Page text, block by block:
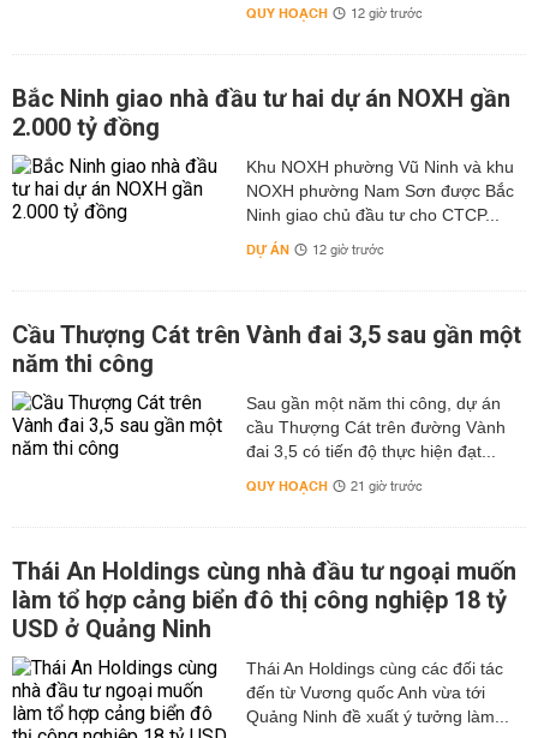
QUY HOẠCH 12 giờ trước
Bắc Ninh giao nhà đầu tư hai dự án NOXH gần
2.000 tỷ đồng
Khu NOXH phường Vũ Ninh và khu
NOXH phường Nam Sơn được Bắc
Ninh giao chủ đầu tư cho CTCP...
DỰ ÁN 12 giờ trước
Cầu Thượng Cát trên Vành đai 3,5 sau gần một
năm thi công
Sau gần một năm thi công, dự án
cầu Thượng Cát trên đường Vành
đai 3,5 có tiến độ thực hiện đạt...
QUY HOẠCH 21 giờ trước
Thái An Holdings cùng nhà đầu tư ngoại muốn
làm tổ hợp cảng biển đô thị công nghiệp 18 tỷ
USD ở Quảng Ninh
Thái An Holdings cùng các đối tác
đến từ Vương quốc Anh vừa tới
Quảng Ninh đề xuất ý tưởng làm...